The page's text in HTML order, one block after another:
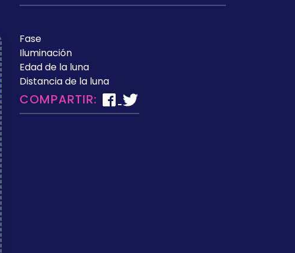
Fase
Iluminación
Edad de la luna
Distancia de la luna
COMPARTIR: